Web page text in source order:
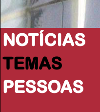
NOTÍCIAS
TEMAS
PESSOAS